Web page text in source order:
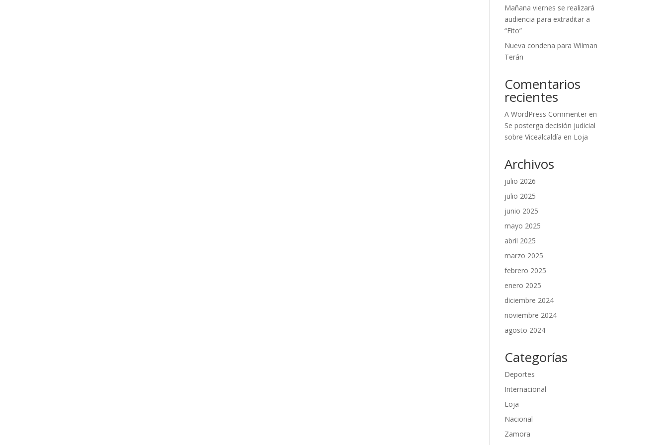
Mañana viernes se realizará
audiencia para extraditar a
“Fito”
Nueva condena para Wilman
Terán
Comentarios
recientes
A WordPress Commenter en
Se posterga decisión judicial
sobre Vicealcaldía en Loja
Archivos
julio 2026
julio 2025
junio 2025
mayo 2025
abril 2025
marzo 2025
febrero 2025
enero 2025
diciembre 2024
noviembre 2024
agosto 2024
Categorías
Deportes
Internacional
Loja
Nacional
Zamora